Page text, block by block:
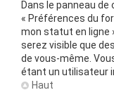
Dans le panneau
« Préférences du
mon statut en ligne
serez visible que
de vous-même.
étant un utilisateur
Haut